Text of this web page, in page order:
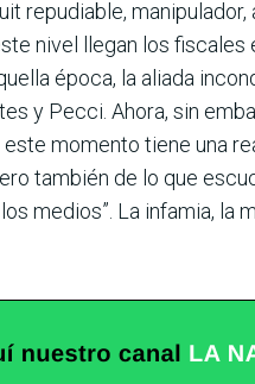
repu­diable,
nivel llegan los
época, la aliada
y Pecci. Ahora, sin
momento tiene una
también de lo que
medios”. La infamia,